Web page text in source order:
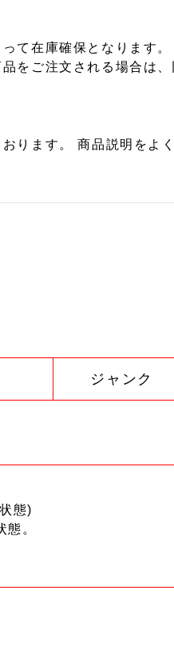
て在庫確保となります。
をご注文される場合は
ります。 商品説明をよ
ジャンク
態)
。